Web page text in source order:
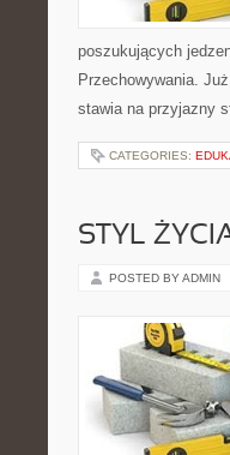
poszukujących
Przechowywania.
stawia na przyjazny
CATEGORIES:
STYL
POSTED BY ADMIN